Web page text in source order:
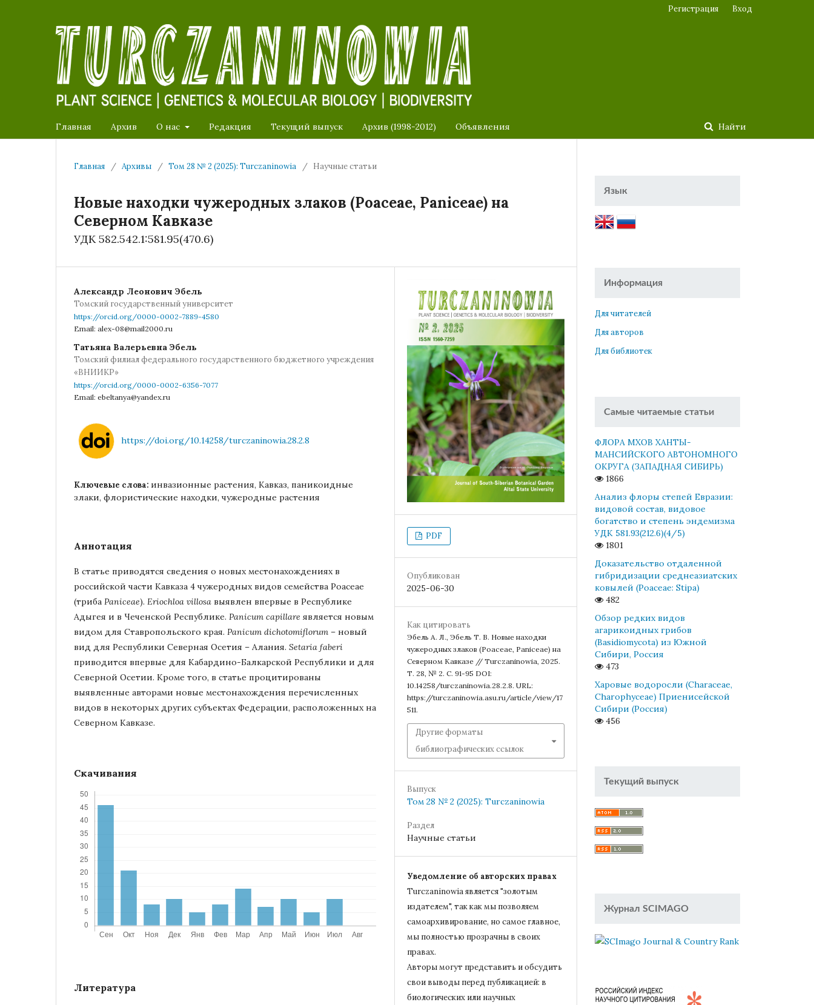
Главная Архив О нас Редакция Текущий выпуск Архив (1998-2012) Объявления Найти
Регистрация Вход
Главная / Архивы / Том 28 № 2 (2025): Turczaninowia / Научные статьи
Новые находки чужеродных злаков (Poaceae, Paniceae) на
Северном Кавказе
УДК 582.542.1:581.95(470.6)
Александр Леонович Эбель
Томский государственный университет
https://orcid.org/0000-0002-7889-4580
Email: alex-08@mail2000.ru
Татьяна Валерьевна Эбель
Томский филиал федерального государственного бюджетного учреждения
«ВНИИКР»
https://orcid.org/0000-0002-6356-7077
Email: ebeltanya@yandex.ru
https://doi.org/10.14258/turczaninowia.28.2.8
Ключевые слова: инвазионные растения, Кавказ, паникоидные
злаки, флористические находки, чужеродные растения
Аннотация
В статье приводятся сведения о новых местонахождениях в
российской части Кавказа 4 чужеродных видов семейства Poaceae
(триба Paniceae). Eriochloa villosa выявлен впервые в Республике
Адыгея и в Чеченской Республике. Panicum capillare является новым
видом для Ставропольского края. Panicum dichotomiflorum – новый
вид для Республики Северная Осетия – Алания. Setaria faberi
приводится впервые для Кабардино-Балкарской Республики и для
Северной Осетии. Кроме того, в статье процитированы
выявленные авторами новые местонахождения перечисленных
видов в некоторых других субъектах Федерации, расположенных на
Северном Кавказе.
Скачивания
Литература
PDF
Опубликован
2025-06-30
Как цитировать
Эбель А. Л., Эбель Т. В. Новые находки
чужеродных злаков (Poaceae, Paniceae) на
Северном Кавказе // Turczaninowia, 2025.
Т. 28, № 2. С. 91-95 DOI:
10.14258/turczaninowia.28.2.8. URL:
https://turczaninowia.asu.ru/article/view/17
511.
Другие форматы
библиографических ссылок
Выпуск
Том 28 № 2 (2025): Turczaninowia
Раздел
Научные статьи
Уведомление об авторских правах
Turczaninowiа является "золотым
издателем", так как мы позволяем
самоархивирование, но самое главное,
мы полностью прозрачны в своих
правах.
Авторы могут представить и обсудить
свои выводы перед публикацией: в
биологических или научных
Язык
Информация
Для читателей
Для авторов
Для библиотек
Самые читаемые статьи
ФЛОРА МХОВ ХАНТЫ-
МАНСИЙСКОГО АВТОНОМНОГО
ОКРУГА (ЗАПАДНАЯ СИБИРЬ)
1866
Анализ флоры степей Евразии:
видовой состав, видовое
богатство и степень эндемизма
УДК 581.93(212.6)(4/5)
1801
Доказательство отдаленной
гибридизации среднеазиатских
ковылей (Poaceae: Stipa)
482
Обзор редких видов
агарикоидных грибов
(Basidiomycota) из Южной
Сибири, Россия
473
Харовые водоросли (Characeae,
Charophyceae) Приенисейской
Сибири (Россия)
456
Текущий выпуск
Журнал SCIMAGO